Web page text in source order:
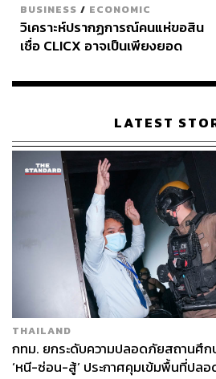
BUSINESS / ECONOMIC
วิเคราะห์ปรากฏการณ์คนแห่ขอสิน
เชื่อ CLICX อาจเป็นเพียงยอด
เรือนไทยที่ถูกซุกไว้
LATEST
THAILAND
กทม. ยกระดับความปลอดภัยสถานศึ
‘หนี-ซ่อน-สู้’ ประกาศคุมเข้มพื้นที่ปลอ